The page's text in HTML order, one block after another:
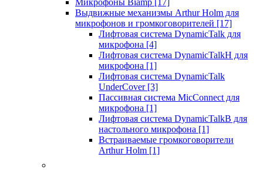
Микрофоны Biamp [17]
Выдвижные механизмы Arthur Holm для
микрофонов и громкоговорителей [17]
Лифтовая система DynamicTalk для
микрофона [4]
Лифтовая система DynamicTalkH для
микрофона [1]
Лифтовая система DynamicTalk
UnderCover [3]
Пассивная система MicConnect для
микрофона [1]
Лифтовая система DynamicTalkB для
настольного микрофона [1]
Встраиваемые громкоговорители
Arthur Holm [1]